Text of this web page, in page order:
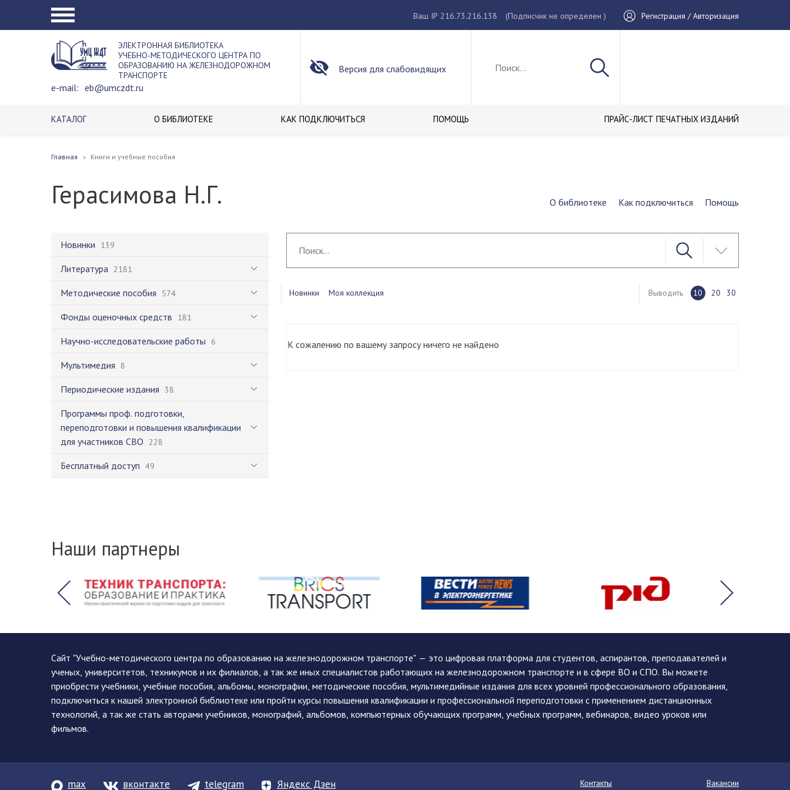
Ваш IP 216.73.216.138 (Подписчик не определен ) Регистрация / Авторизация
ЭЛЕКТРОННАЯ БИБЛИОТЕКА
УЧЕБНО-МЕТОДИЧЕСКОГО ЦЕНТРА ПО
ОБРАЗОВАНИЮ НА ЖЕЛЕЗНОДОРОЖНОМ
ТРАНСПОРТЕ
e-mail: eb@umczdt.ru
Версия для слабовидящих
КАТАЛОГ О БИБЛИОТЕКЕ КАК ПОДКЛЮЧИТЬСЯ ПОМОЩЬ ПРАЙС-ЛИСТ ПЕЧАТНЫХ ИЗДАНИЙ
Главная Книги и учебные пособия
Герасимова Н.Г. О библиотеке Как подключиться Помощь
Новинки 139
Литература 2181
Методические пособия 574
Фонды оценочных средств 181
Научно-исследовательские работы 6
Мультимедия 8
Периодические издания 38
Программы проф. подготовки,
переподготовки и повышения квалификации
для участников СВО 228
Бесплатный доступ 49
Новинки Моя коллекция Выводить 10 20 30
К сожалению по вашему запросу ничего не найдено
Наши партнеры
Сайт "Учебно-методического центра по образованию на железнодорожном транспорте" — это цифровая платформа для студентов, аспирантов, преподавателей и
ученых, университетов, техникумов и их филиалов, а так же иных специалистов работающих на железнодорожном транспорте и в сфере ВО и СПО. Вы можете
приобрести учебники, учебные пособия, альбомы, монографии, методические пособия, мультимедийные издания для всех уровней профессионального образования,
подключиться к нашей электронной библиотеке или пройти курсы повышения квалификации и профессиональной переподготовки с применением дистанционных
технологий, а так же стать авторами учебников, монографий, альбомов, компьютерных обучающих программ, учебных программ, вебинаров, видео уроков или
фильмов.
max вконтакте telegram Яндекс Дзен Контакты Вакансии